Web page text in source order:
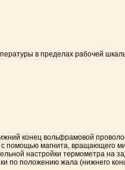
в пределах рабочей
конец вольфрамовой
с помощью магнита, вращающего
настройки термометра на
по положению жала (нижнего